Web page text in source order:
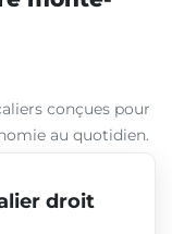
conçues pour
au quotidien.
droit